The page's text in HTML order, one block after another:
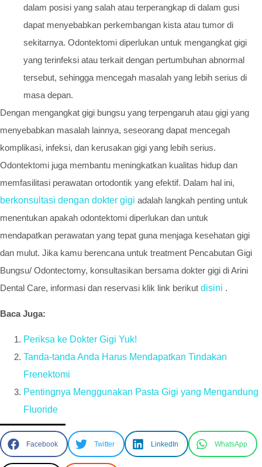
dalam posisi yang salah atau terperangkap di dalam gusi
dapat menyebabkan perkembangan kista atau tumor di
sekitarnya. Odontektomi diperlukan untuk mengangkat gigi
yang terinfeksi atau terkait dengan pertumbuhan abnormal
tersebut, sehingga mencegah masalah yang lebih serius di
masa depan.
Dengan mengangkat gigi bungsu yang terpengaruh atau gigi yang
menyebabkan masalah lainnya, seseorang dapat mencegah
komplikasi, infeksi, dan kerusakan gigi yang lebih serius.
Odontektomi juga membantu meningkatkan kualitas hidup dan
memfasilitasi perawatan ortodontik yang efektif. Dalam hal ini,
berkonsultasi dengan dokter gigi adalah langkah penting untuk
menentukan apakah odontektomi diperlukan dan untuk
mendapatkan perawatan yang tepat guna menjaga kesehatan gigi
dan mulut. Jika kamu berencana untuk treatment Pencabutan Gigi
Bungsu/ Odontectomy, konsultasikan bersama dokter gigi di Arini
Dental Care, informasi dan reservasi klik link berikut disini .
Baca Juga:
Periksa ke Dokter Gigi Yuk!
Tanda-tanda Anda Harus Mendapatkan Tindakan
Frenektomi
Pentingnya Menggunakan Pasta Gigi yang Mengandung
Fluoride
Facebook Twitter LinkedIn WhatsApp